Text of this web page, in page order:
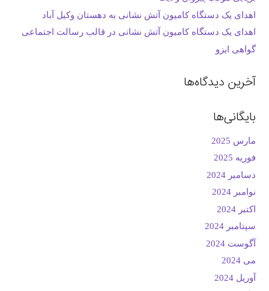
اهدای یک دستگاه کامیون آتش نشانی به دهستان وکیل آباد
اهدای یک دستگاه کامیون آتش نشانی در قالب رسالت اجتماعی
گواهی ایزو
آخرین دیدگاه‌ها
بایگانی‌ها
مارس 2025
فوریه 2025
دسامبر 2024
نوامبر 2024
اکتبر 2024
سپتامبر 2024
آگوست 2024
می 2024
آوریل 2024